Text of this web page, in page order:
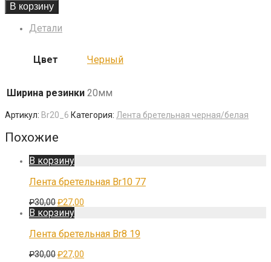
В корзину
Детали
Цвет Черный
Ширина резинки 20мм
Артикул: Br20_6 Категория: Лента бретельная черная/белая
Похожие
В корзину
Лента бретельная Br10 77
₽30,00Первоначальная
цена
составляла
₽30,00.
₽27,00
В корзину
Лента бретельная Br8 19
₽30,00Первоначальная
₽27,00